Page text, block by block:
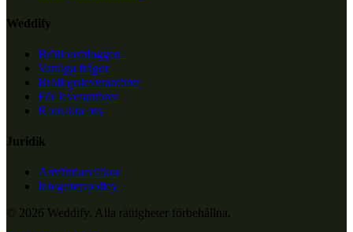
Weddify
Bröllopsbloggen
Vanliga frågor
Bröllopsleverantörer
För leverantörer
Kontakta oss
Juridik
Användarvillkor
Integritetspolicy
© 2026 Weddify. Alla rättigheter förbehållna.